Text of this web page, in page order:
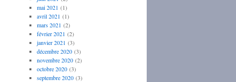
mai 2021 (1)
avril 2021 (1)
mars 2021 (2)
février 2021 (2)
janvier 2021 (3)
décembre 2020(3)
novembre 2020(2)
octobre 2020(3)
septembre 2020(3)